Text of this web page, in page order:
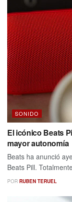
SONIDO
El icónico Beats
mayor autonomía
Beats ha anunció
Beats Pill.
POR RUBEN TERUEL